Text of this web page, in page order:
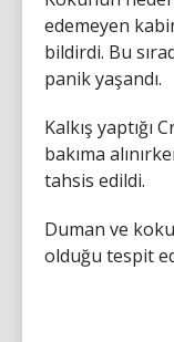
edemeyen
bildirdi. Bu
panik yaşandı.
Kalkış yaptığı
bakıma
tahsis edildi.
Duman ve
olduğu tespit